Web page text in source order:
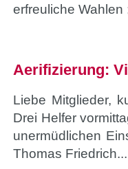
erfreuliche Wahlen
Aerifizierung:
Liebe Mitglieder,
Drei Helfer
unermüdlichen
Thomas Friedrich...